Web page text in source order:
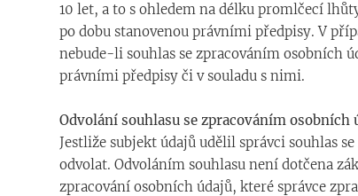
10 let, a to s ohledem na délku promlčecí
po dobu stanovenou právními předpisy. V
nebude-li souhlas se zpracováním osobních
právními předpisy či v souladu s nimi.
Odvolání souhlasu se zpracováním osobních
Jestliže subjekt údajů udělil správci souhlas
odvolat. Odvoláním souhlasu není dotčena
zpracování osobních údajů, které správce